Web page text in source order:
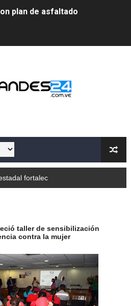
plan de asfaltado
primer detector de
instalará mesa de trabajo con
su talento en plan
sobre gaita de tambora
muestra sus avances en visita
celebra Semana
fortalece la coordinación d
taller de sensibilización
contra la mujer